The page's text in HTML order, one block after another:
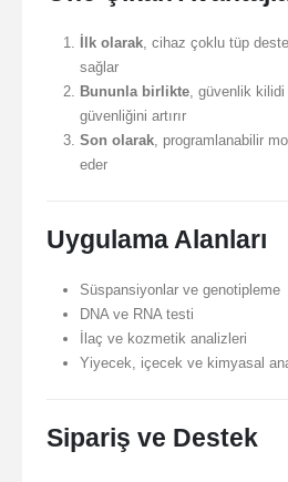
İlk olarak, cihaz çoklu tüp
sağlar
Bununla birlikte, güvenlik kilidi
güvenliğini artırır
Son olarak, programlanabilir
eder
Uygulama Alanları
Süspansiyonlar ve genotipleme
DNA ve RNA testi
İlaç ve kozmetik analizleri
Yiyecek, içecek ve kimyasal
Sipariş ve Destek